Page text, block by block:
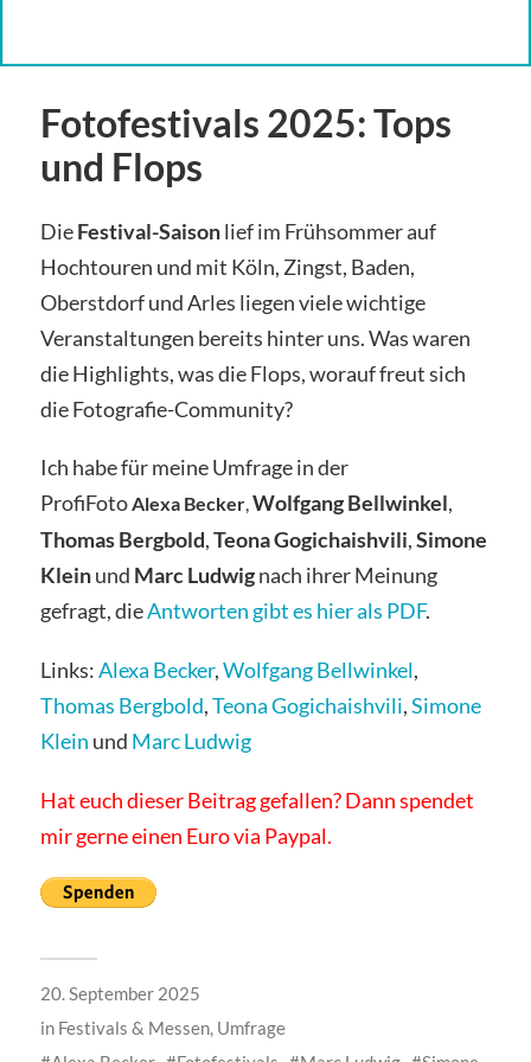
Fotofestivals 2025: Tops
und Flops
DieFestival-Saisonlief im Frühsommer auf
Hochtouren und mit Köln, Zingst, Baden,
Oberstdorf und Arles liegen viele wichtige
Veranstaltungen bereits hinter uns. Was waren
die Highlights, was die Flops, worauf freut sich
die Fotografie-Community?
Ich habe für meine Umfrage in der
ProfiFotoAlexa Becker,Wolfgang Bellwinkel,
Thomas Bergbold,Teona Gogichaishvili,Simone
Kleinund Marc Ludwignach ihrer Meinung
gefragt, dieAntworten gibt es hier als PDF.
Links:Alexa Becker,Wolfgang Bellwinkel,
Thomas Bergbold,Teona Gogichaishvili,Simone
Klein und Marc Ludwig
Hat euch dieser Beitrag gefallen? Dann spendet
mir gerne einen Euro via Paypal.
20. September 2025
in Festivals & Messen, Umfrage